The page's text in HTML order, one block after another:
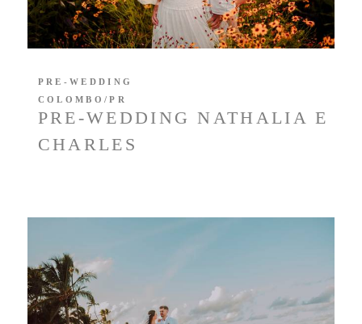
PRE-WEDDING NATHALIA E
CHARLES
PRE-WEDDING
COLOMBO/PR